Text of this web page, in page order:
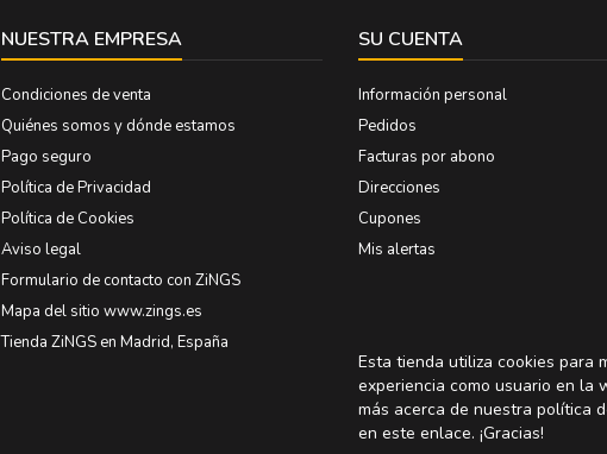
NUESTRA EMPRESA
Condiciones de venta
Quiénes somos y dónde estamos
Pago seguro
Política de Privacidad
Política de Cookies
Aviso legal
Formulario de contacto con ZiNGS
Mapa del sitio www.zings.es
Tienda ZiNGS en Madrid, España
SU CUENTA
Información personal
Pedidos
Facturas por abono
Direcciones
Cupones
Mis alertas
Esta tienda utiliza cookies para
experiencia como usuario en la
más acerca de nuestra política
en este enlace. ¡Gracias!